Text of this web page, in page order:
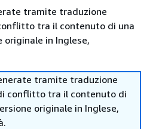
tramite traduzione
tra il contenuto di una
originale in Inglese,
tramite traduzione
conflitto tra il contenuto di
originale in Inglese,